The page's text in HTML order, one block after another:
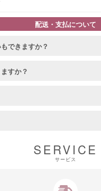
配送・支払について
できますか？
すか？
SERVICE
サービス